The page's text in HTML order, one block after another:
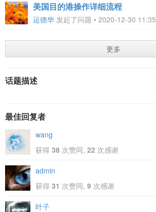
美国目的港操作详细流程
运德华 发起了问题 • 2020-12-30 11:35
更多
话题描述
最佳回复者
wang
获得 38 次赞同, 22 次感谢
admin
获得 31 次赞同, 9 次感谢
叶子